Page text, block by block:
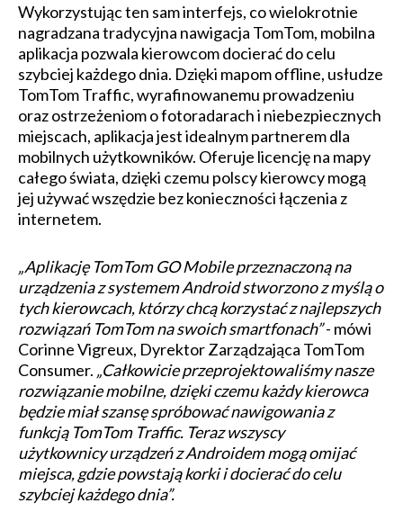
Wykorzystując ten sam interfejs, co wielokrotnie
nagradzana tradycyjna nawigacja TomTom, mobilna
aplikacja pozwala kierowcom docierać do celu
szybciej każdego dnia. Dzięki mapom offline, usłudze
TomTom Traffic, wyrafinowanemu prowadzeniu
oraz ostrzeżeniom o fotoradarach i niebezpiecznych
miejscach, aplikacja jest idealnym partnerem dla
mobilnych użytkowników. Oferuje licencję na mapy
całego świata, dzięki czemu polscy kierowcy mogą
jej używać wszędzie bez konieczności łączenia z
internetem.
„Aplikację TomTom GO Mobile przeznaczoną na
urządzenia z systemem Android stworzono z myślą o
tych kierowcach, którzy chcą korzystać z najlepszych
rozwiązań TomTom na swoich smartfonach”- mówi
Corinne Vigreux, Dyrektor Zarządzająca TomTom
Consumer. „Całkowicie przeprojektowaliśmy nasze
rozwiązanie mobilne, dzięki czemu każdy kierowca
będzie miał szansę spróbować nawigowania z
funkcją TomTom Traffic. Teraz wszyscy
użytkownicy urządzeń z Androidem mogą omijać
miejsca, gdzie powstają korki i docierać do celu
szybciej każdego dnia”.